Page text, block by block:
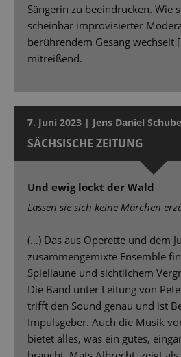
Sängerin zu beeindrucken. Wie
scheinbar improvisierter
berührendem Gesang wechselt
mitreißend.
7. Juni 2023 | Jens Daniel
SÄCHSISCHE ZEITUNG
Und ewig lockt der Wald
Lassen sie sich keine Märchen
(…) Das aus Operette und dem
zusammengemixte Ensemble
Spiellaune und sichtlichem
Die Band unter Leitung von
trifft den Sound genau und ist
Impulsgeber. Auch die Musik
bietet alles, was ein gutes,